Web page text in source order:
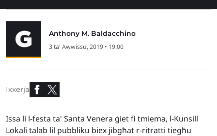
Anthony M. Baldacchino
3 ta' Awwissu, 2019 • 19:00
Ixxerja
Issa li l-festa ta' Santa Venera ġiet fi tmiema, l-Kunsill
Lokali talab lil pubbliku biex jibgħat r-ritratti tiegħu